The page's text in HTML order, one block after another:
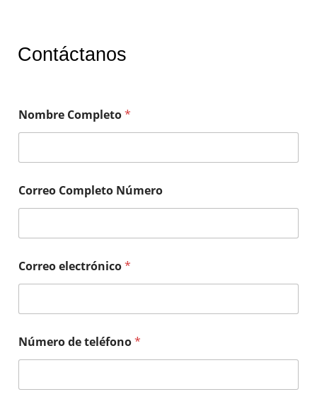
Contáctanos
Nombre Completo*
Correo Completo Número
Correo electrónico*
Número de teléfono*